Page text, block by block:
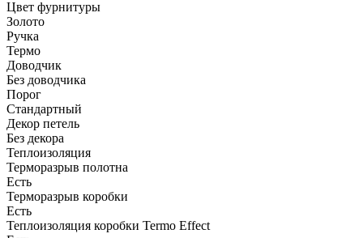
Цвет фурнитуры
Золото
Ручка
Термо
Доводчик
Без доводчика
Порог
Стандартный
Декор петель
Без декора
Теплоизоляция
Терморазрыв полотна
Есть
Терморазрыв коробки
Есть
Теплоизоляция коробки Termo Effect